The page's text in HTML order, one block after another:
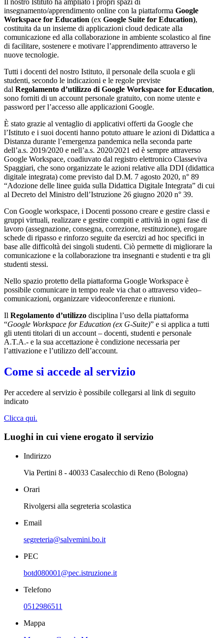
Il nostro Istituto ha ampliato i propri spazi di
insegnamento/apprendimento online con la piattaforma Google
Workspace for Education (ex Google Suite for Education),
costituita da un insieme di applicazioni cloud dedicate alla
comunicazione ed alla collaborazione in ambiente scolastico al fine
di facilitare, sostenere e motivare l’apprendimento attraverso le
nuove tecnologie.
Tutti i docenti del nostro Istituto, il personale della scuola e gli
studenti, secondo le indicazioni e le regole previste
dal Regolamento d’utilizzo di Google Workspace for Education,
sono forniti di un account personale gratuito, con nome utente e
password per l’accesso alle applicazioni Google.
È stato grazie al ventaglio di applicativi offerti da Google che
l’Istituto e i suoi docenti hanno potuto attuare le azioni di Didattica a
Distanza durante l’emergenza pandemica nella seconda parte
dell’a.s. 2019/2020 e nell’a.s. 2020/2021 ed è sempre attraverso
Google Workspace, coadiuvato dal registro elettronico Classeviva
Spaggiari, che sono organizzate le azioni relative alla DDI (didattica
digitale integrata) come previsto dal D.M. 7 agosto 2020, n° 89
“Adozione delle linee guida sulla Didattica Digitale Integrata” di cui
al Decreto del Ministro dell’Istruzione 26 giugno 2020 n° 39.
Con Google workspace, i Docenti possono creare e gestire classi e
gruppi virtuali, realizzare e gestire compiti e attività in ogni fase di
lavoro (assegnazione, consegna, correzione, restituzione), erogare
schede di ripasso e rinforzo seguite da esercizi ad hoc specifici in
base alle difficoltà dei singoli studenti. Ciò permette di migliorare la
comunicazione e la collaborazione tra insegnanti e studenti e tra gli
studenti stessi.
Nello spazio protetto della piattaforma Google Workspace è
possibile comunicare in tempo reale via chat o attraverso video–
comunicazioni, organizzare videoconferenze e riunioni.
Il Regolamento d’utilizzo disciplina l’uso della piattaforma
“Google Workspace for Education (ex G-Suite)” e si applica a tutti
gli utenti titolari di un account – docenti, studenti e personale
A.T.A.- e la sua accettazione è condizione necessaria per
l’attivazione e l’utilizzo dell’account.
Come si accede al servizio
Per accedere al servizio è possibile collegarsi al link di seguito
indicato
Clicca qui.
Luoghi in cui viene erogato il servizio
Indirizzo
Via Pertini 8 - 40033 Casalecchio di Reno (Bologna)
Orari
Rivolgersi alla segreteria scolastica
Email
segreteria@salvemini.bo.it
PEC
botd080001@pec.istruzione.it
Telefono
0512986511
Mappa